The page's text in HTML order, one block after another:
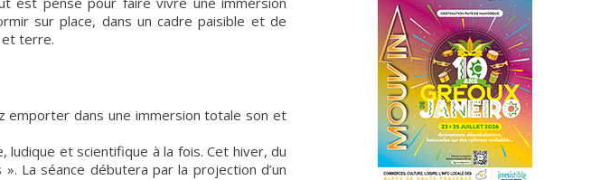
sur place, dans un cadre paisible et de
et terre.
emporter dans une immersion totale son et
et scientifique à la fois. Cet hiver, du
La séance débutera par la projection d’un